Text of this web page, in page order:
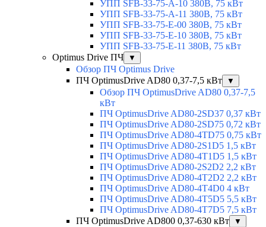
УПП SFB-33-75-A-10 380В, 75 кВт
УПП SFB-33-75-A-11 380В, 75 кВт
УПП SFB-33-75-E-00 380В, 75 кВт
УПП SFB-33-75-E-10 380В, 75 кВт
УПП SFB-33-75-E-11 380В, 75 кВт
Optimus Drive ПЧ
▼
Обзор ПЧ Optimus Drive
ПЧ OptimusDrive AD80 0,37-7,5 кВт
▼
Обзор ПЧ OptimusDrive AD80 0,37-7,5
кВт
ПЧ OptimusDrive AD80-2SD37 0,37 кВт
ПЧ OptimusDrive AD80-2SD75 0,72 кВт
ПЧ OptimusDrive AD80-4TD75 0,75 кВт
ПЧ OptimusDrive AD80-2S1D5 1,5 кВт
ПЧ OptimusDrive AD80-4T1D5 1,5 кВт
ПЧ OptimusDrive AD80-2S2D2 2,2 кВт
ПЧ OptimusDrive AD80-4T2D2 2,2 кВт
ПЧ OptimusDrive AD80-4T4D0 4 кВт
ПЧ OptimusDrive AD80-4T5D5 5,5 кВт
ПЧ OptimusDrive AD80-4T7D5 7,5 кВт
ПЧ OptimusDrive AD800 0,37-630 кВт
▼